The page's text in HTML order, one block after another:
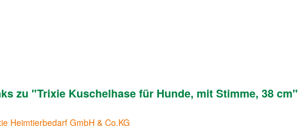
zu "Trixie Kuschelhase für Hunde, mit Stimme, 38 cm"
Heimtierbedarf GmbH & Co.KG